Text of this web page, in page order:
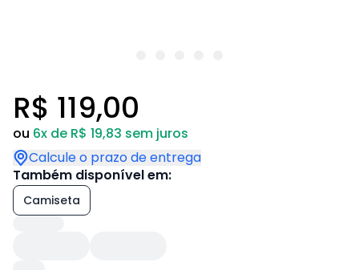
R$ 119,00
ou 6x de R$ 19,83 sem juros
Calcule o prazo de entrega
Também disponível em:
Camiseta